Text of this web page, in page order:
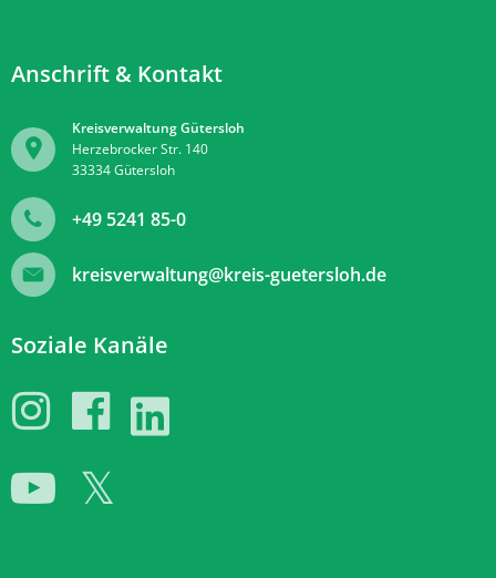
Anschrift & Kontakt
Kreisverwaltung Gütersloh
Herzebrocker Str. 140
33334Gütersloh
+49 5241 85-0
kreisverwaltung@kreis-guetersloh.de
Soziale Kanäle